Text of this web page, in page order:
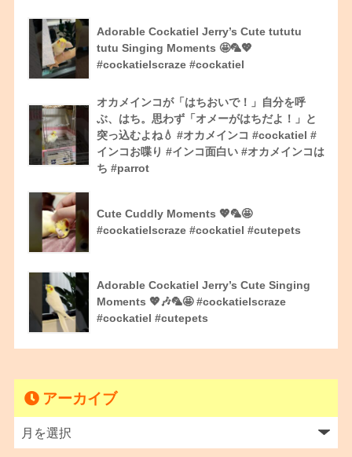
Adorable Cockatiel Jerry’s Cute tututu
tutu Singing Moments 🤩🦜💖
#cockatielscraze #cockatiel
オカメインコが「はちおいで！」自分を呼
ぶ、はち。思わず「オメーがはちだよ！」と
突っ込むよね💧 #オカメインコ #cockatiel #
インコお喋り #インコ面白い #オカメインコは
ち #parrot
Cute Cuddly Moments 💖🦜🤩
#cockatielscraze #cockatiel #cutepets
Adorable Cockatiel Jerry’s Cute Singing
Moments 💖🎶🦜🤩 #cockatielscraze
#cockatiel #cutepets
アーカイブ